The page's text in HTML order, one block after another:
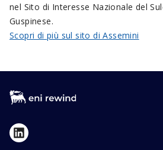
nel Sito di Interesse Nazionale del
Guspinese.
Scopri di più sul sito di Assemini